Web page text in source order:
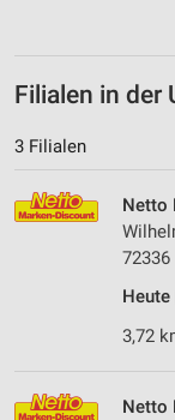
Filialen in der
3 Filialen
Netto
Heute
3,72
Netto